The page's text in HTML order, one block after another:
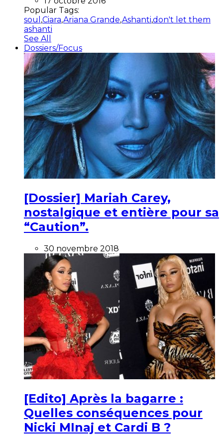
Popular Tags:
soul ,Ciara,Ariana Grande,Ashanti,don't let them
ashanti
See All
Dossiers/Focus
[Dossier] Mariah Carey,
nostalgique et entière pour sa
“Caution”.
30 novembre 2018
[Edito] Après la bagarre :
Quelles conséquences pour
Nicki MInaj et Cardi B ?